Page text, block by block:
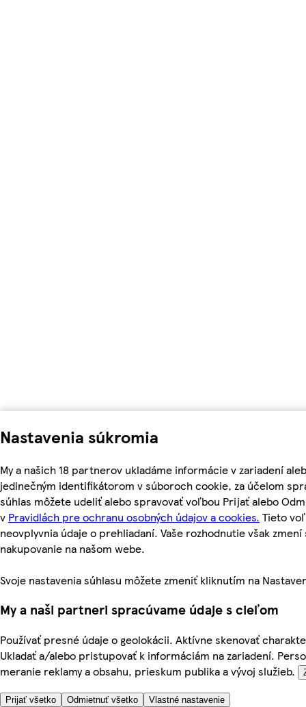
Nastavenia súkromia
My a našich 18 partnerov ukladáme informácie v zariadení
jedinečným identifikátorom v súboroch cookie, za účelom
súhlas môžete udeliť alebo spravovať voľbou Prijať alebo
v Pravidlách pre ochranu osobných údajov a cookies. Tieto
neovplyvnia údaje o prehliadaní. Vaše rozhodnutie však
nakupovanie na našom webe.
Svoje nastavenia súhlasu môžete zmeniť kliknutím na
My a naši partneri spracúvame údaje s cieľom
Používať presné údaje o geolokácii. Aktívne skenovať
Ukladať a/alebo pristupovať k informáciám na zariadení.
meranie reklamy a obsahu, prieskum publika a vývoj služieb.
Prijať všetko Odmietnuť všetko Vlastné nastavenie